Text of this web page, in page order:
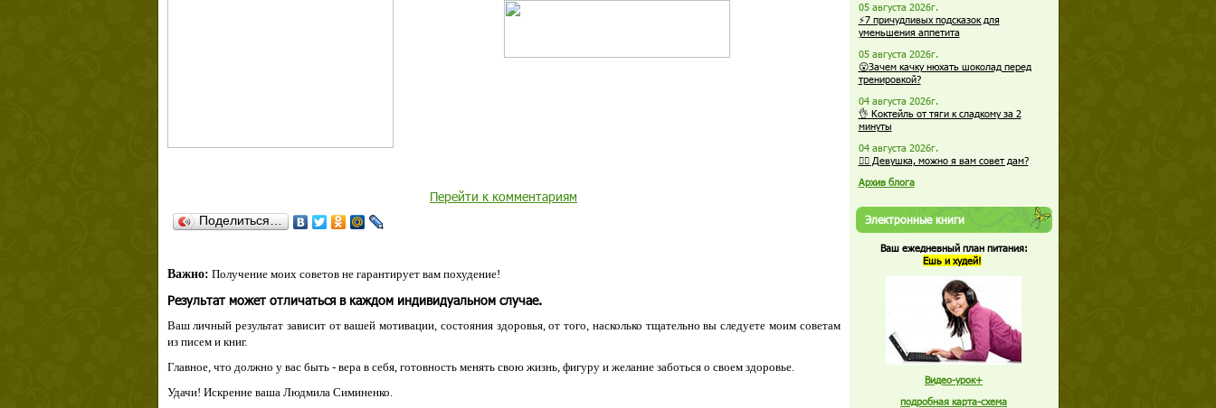
Перейти к комментариям
Поделиться…
Важно: Получение моих советов не гарантирует вам похудение!
Результат может отличаться в каждом индивидуальном случае.
Ваш личный результат зависит от вашей мотивации, состояния здоровья, от того, насколько тщательно вы следуете моим советам
из писем и книг.
Главное, что должно у вас быть - вера в себя, готовность менять свою жизнь, фигуру и желание заботься о своем здоровье.
Удачи! Искренне ваша Людмила Симиненко.
05 августа 2026г.
⚡7 причудливых подсказок для
уменьшения аппетита
05 августа 2026г.
😮Зачем качку нюхать шоколад перед
тренировкой?
04 августа 2026г.
👌 Коктейль от тяги к сладкому за 2
минуты
04 августа 2026г.
🏋️‍♀️ Девушка, можно я вам совет дам?
Архив блога
Электронные книги
Ваш ежедневный план питания:
Ешь и худей!
Видео-урок+
подробная карта-схема